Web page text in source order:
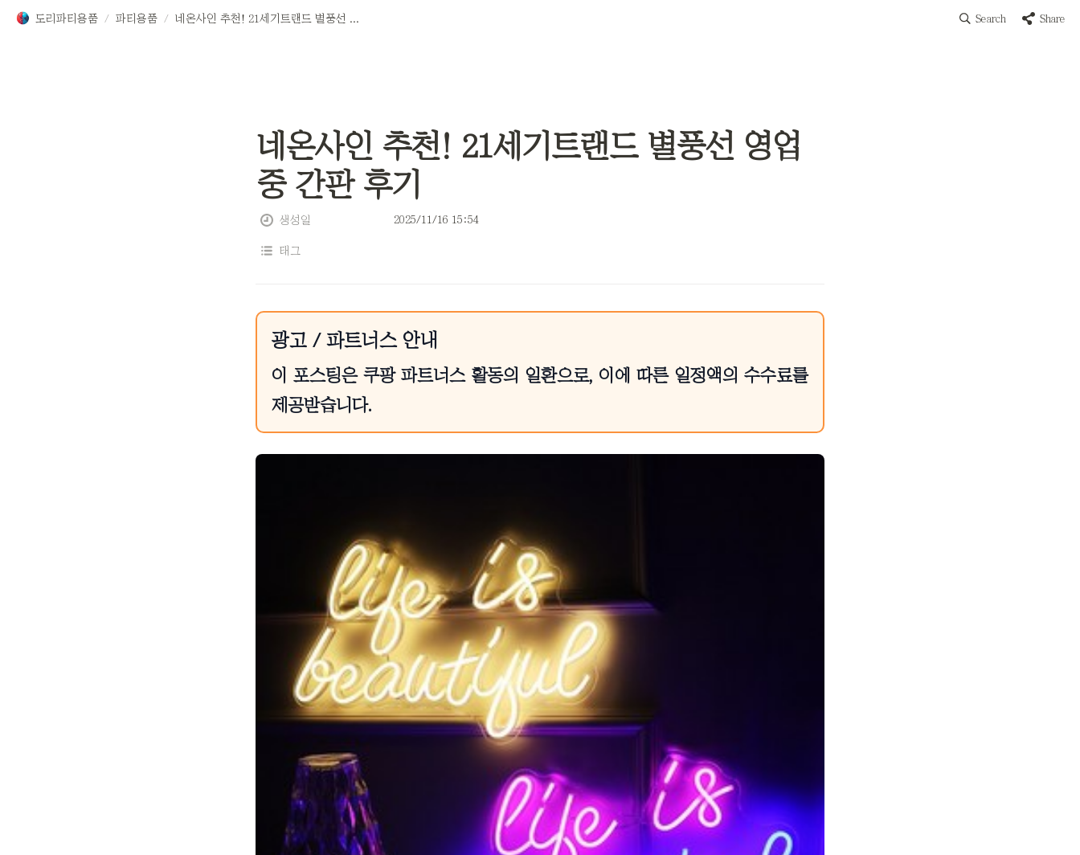
도리파티용품 / 파티용품 / Search Share
네온사인 추천! 21세기트랜드 별풍선 영업
중 간판 후기
생성일 2025/11/16 15:54
태그
광고 / 파트너스 안내
이 포스팅은 쿠팡 파트너스 활동의 일환으로, 이에 따른 일정액의 수수료를
제공받습니다.